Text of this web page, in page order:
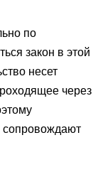
по
закон в этой
несет
через
сопровождают